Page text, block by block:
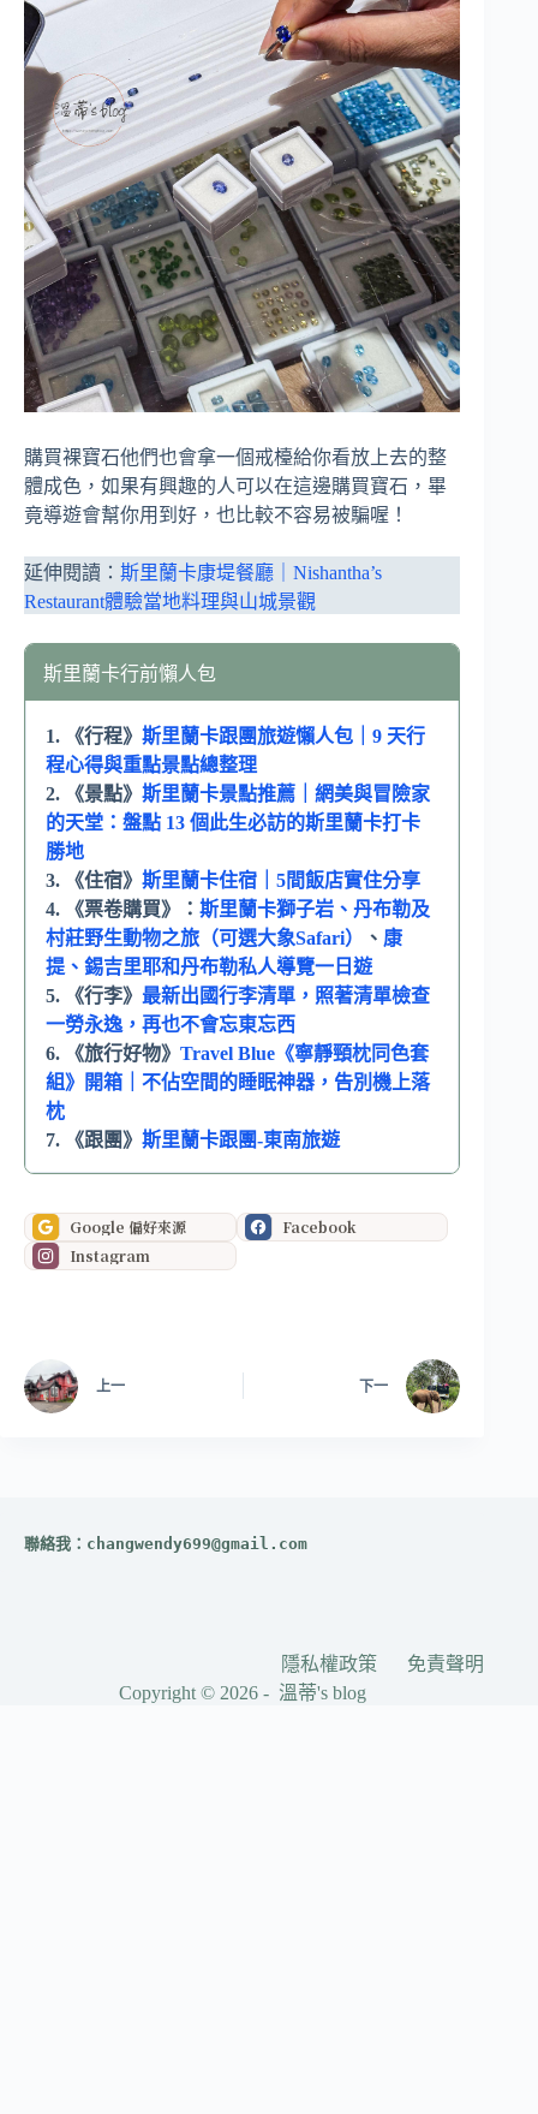
購買裸寶石他們也會拿一個戒檯給你看放上去的整
體成色，如果有興趣的人可以在這邊購買寶石，畢
竟導遊會幫你用到好，也比較不容易被騙喔！
延伸閱讀： 斯里蘭卡康堤餐廳｜Nishantha’s
Restaurant體驗當地料理與山城景觀
斯里蘭卡行前懶人包
1. 《行程》 斯里蘭卡跟團旅遊懶人包｜9 天行
程心得與重點景點總整理
2. 《景點》 斯里蘭卡景點推薦｜網美與冒險家
的天堂：盤點 13 個此生必訪的斯里蘭卡打卡
勝地
3. 《住宿》 斯里蘭卡住宿｜5間飯店實住分享
4. 《票卷購買》： 斯里蘭卡獅子岩、丹布勒及
村莊野生動物之旅（可選大象Safari）
、 康
提、錫吉里耶和丹布勒私人導覽一日遊
5. 《行李》 最新出國行李清單，照著清單檢查
一勞永逸，再也不會忘東忘西
6. 《旅行好物》 Travel Blue《寧靜頸枕同色套
組》開箱｜不佔空間的睡眠神器，告別機上落
枕
7. 《跟團》 斯里蘭卡跟團-東南旅遊
Google 偏好來源
Facebook
Instagram
上一 下一
聯絡我： changwendy699@gmail.com
隱私權政策
免責聲明
Copyright © 2026 - 溫蒂's blog